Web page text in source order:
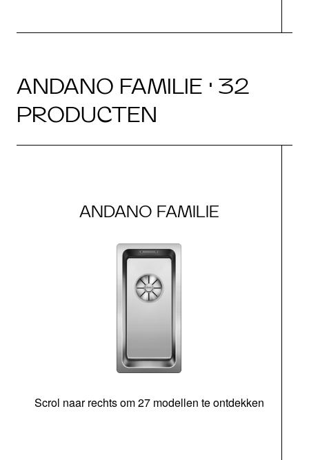
ANDANO FAMILIE · 32
PRODUCTEN
ANDANO FAMILIE
Scrol naar rechts om 27 modellen te ontdekken